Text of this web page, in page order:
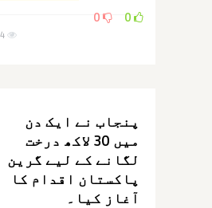
134
پنجاب نے ایک دن
میں 30 لاکھ درخت
لگانے کے لیے گرین
پاکستان اقدام کا
آغاز کیا۔